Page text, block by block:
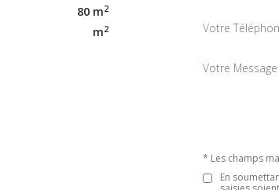
80 m2
m2 Votre
Votre
* Les champs
En